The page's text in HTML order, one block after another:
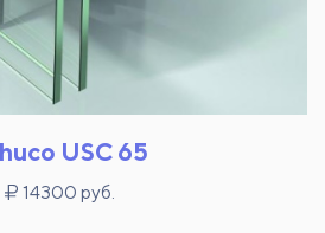
USC 65
14300 руб.